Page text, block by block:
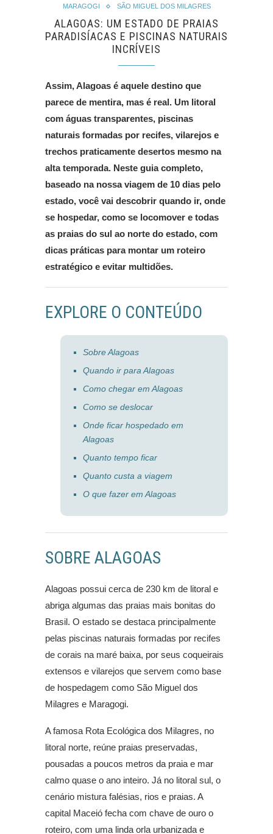
MARAGOGI
SÃO MIGUEL DOS MILAGRES
ALAGOAS: UM ESTADO DE PRAIAS
PARADISÍACAS E PISCINAS NATURAIS
INCRÍVEIS
Assim, Alagoas é aquele destino que
parece de mentira, mas é real. Um litoral
com águas transparentes, piscinas
naturais formadas por recifes, vilarejos e
trechos praticamente desertos mesmo na
alta temporada. Neste guia completo,
baseado na nossa viagem de 10 dias pelo
estado, você vai descobrir quando ir, onde
se hospedar, como se locomover e todas
as praias do sul ao norte do estado, com
dicas práticas para montar um roteiro
estratégico e evitar multidões.
EXPLORE O CONTEÚDO
Sobre Alagoas
Quando ir para Alagoas
Como chegar em Alagoas
Como se deslocar
Onde ficar hospedado em
Alagoas
Quanto tempo ficar
Quanto custa a viagem
O que fazer em Alagoas
SOBRE ALAGOAS
Alagoas possui cerca de 230 km de litoral e
abriga algumas das praias mais bonitas do
Brasil. O estado se destaca principalmente
pelas piscinas naturais formadas por recifes
de corais na maré baixa, por seus coqueirais
extensos e vilarejos que servem como base
de hospedagem como São Miguel dos
Milagres e Maragogi.
A famosa Rota Ecológica dos Milagres, no
litoral norte, reúne praias preservadas,
pousadas a poucos metros da praia e mar
calmo quase o ano inteiro. Já no litoral sul, o
cenário mistura falésias, rios e praias. A
capital Maceió fecha com chave de ouro o
roteiro, com uma linda orla urbanizada e